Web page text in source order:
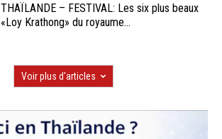
THAÏLANDE – FESTIVAL: Les six plus beaux
«Loy Krathong» du royaume...
Voir plus d'articles